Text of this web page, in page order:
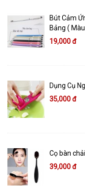
Bút Cảm
Bảng (
19,000 đ
Dụng Cụ
35,000 đ
Cọ bàn
39,000 đ